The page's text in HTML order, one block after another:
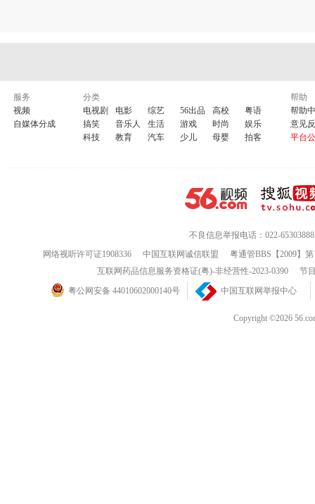
服务
视频
自媒体分成
分类
电视剧
电影 综艺 56出品 高校
粤语
搞笑
音乐人 生活 游戏 时尚
娱乐
科技
教育 汽车 少儿 母婴 拍客
帮助
帮助
意见
平台
不良信息举报电话：022-65303888
网络视听许可证1908336
中国互联网诚信联盟
粤通管BBS【2009】
互联网药品信息服务资格证(粤)-非经营性-2023-0390
节
粤公网安备 44010602000140号
中国互联网举报中心
Copyright ©2026